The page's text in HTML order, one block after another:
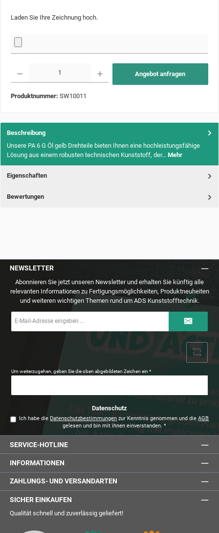
Laden Sie Ihre Zeichnung hoch.
Angebot anfragen
Produktnummer: SW10011
Beschreibung
Unsere PA 6 G Öl gelb Drehteile bieten Ihnen eine hochleistungsfähige
Lösung aus einem robusten technischen Kunststoff, der… Mehr
Eigenschaften
Bewertungen
NEWSLETTER
Abonnieren Sie jetzt unseren Newsletter und erhalten Sie künftig alle
relevanten Informationen zu Fertigungsmöglichkeiten, Produktneuheiten
und weiteren wichtigen Themen rund um ADS Kunststofftechnik.
Mail-
Um weiterzugehen, geben Sie die oben abgebildeten Zeichen ein*
Datenschutz
Ich habe die Datenschutzbestimmungen zur Kenntnis genommen und dieAGB
gelesen und bin mit ihnen einverstanden. *
SERVICE-HOTLINE
INFORMATIONEN
ZAHLUNGS- UND VERSANDARTEN
SICHER EINKAUFEN
Qualität schnell und zuverlässig geliefert!